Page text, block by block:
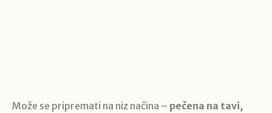
Može se pripremati na niz načina – pečena na tavi,